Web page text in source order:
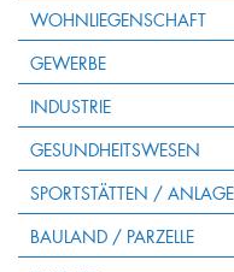
WOHNLIEGENSCHAFT
GEWERBE
INDUSTRIE
GESUNDHEITSWESEN
SPORTSTÄTTEN /
BAULAND / PARZELLE